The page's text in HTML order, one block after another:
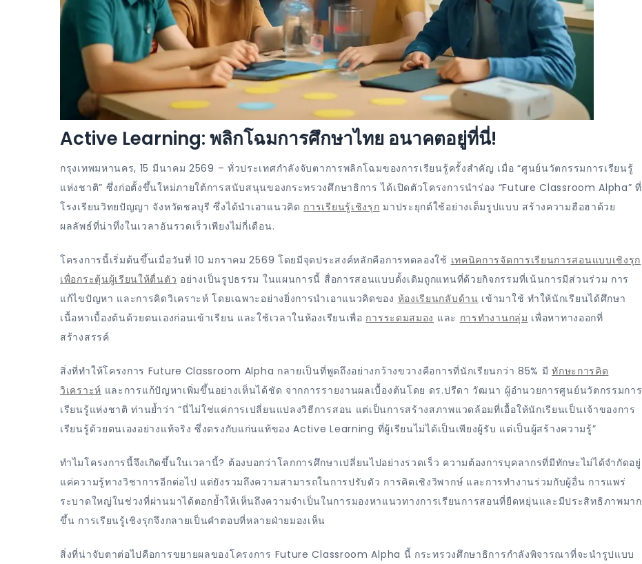
Active Learning: พลิกโฉมการศึกษาไทย อนาคตอยู่ที่นี่!
กรุงเทพมหานคร, 15 มีนาคม 2569 – ทั่วประเทศกำลังจับตาการพลิกโฉมของการเรียนรู้ครั้งสำคัญ เมื่อ “ศูนย์นวัตกรรมการเรียนรู้
แห่งชาติ” ซึ่งก่อตั้งขึ้นใหม่ภายใต้การสนับสนุนของกระทรวงศึกษาธิการ ได้เปิดตัวโครงการนำร่อง “Future Classroom Alpha” ที่
โรงเรียนวิทยปัญญา จังหวัดชลบุรี ซึ่งได้นำเอาแนวคิด การเรียนรู้เชิงรุก มาประยุกต์ใช้อย่างเต็มรูปแบบ สร้างความฮือฮาด้วย
ผลลัพธ์ที่น่าทึ่งในเวลาอันรวดเร็วเพียงไม่กี่เดือน.
โครงการนี้เริ่มต้นขึ้นเมื่อวันที่ 10 มกราคม 2569 โดยมีจุดประสงค์หลักคือการทดลองใช้ เทคนิคการจัดการเรียนการสอนแบบเชิงรุก
เพื่อกระตุ้นผู้เรียนให้ตื่นตัว อย่างเป็นรูปธรรม ในแผนการนี้ สื่อการสอนแบบดั้งเดิมถูกแทนที่ด้วยกิจกรรมที่เน้นการมีส่วนร่วม การ
แก้ไขปัญหา และการคิดวิเคราะห์ โดยเฉพาะอย่างยิ่งการนำเอาแนวคิดของ ห้องเรียนกลับด้าน เข้ามาใช้ ทำให้นักเรียนได้ศึกษา
เนื้อหาเบื้องต้นด้วยตนเองก่อนเข้าเรียน และใช้เวลาในห้องเรียนเพื่อ การระดมสมอง และ การทำงานกลุ่ม เพื่อหาทางออกที่
สร้างสรรค์
สิ่งที่ทำให้โครงการ Future Classroom Alpha กลายเป็นที่พูดถึงอย่างกว้างขวางคือการที่นักเรียนกว่า 85% มีทักษะการคิด
วิเคราะห์ และการแก้ปัญหาเพิ่มขึ้นอย่างเห็นได้ชัด จากการรายงานผลเบื้องต้นโดย ดร.ปรีดา วัฒนา ผู้อำนวยการศูนย์นวัตกรรมการ
เรียนรู้แห่งชาติ ท่านย้ำว่า “นี่ไม่ใช่แค่การเปลี่ยนแปลงวิธีการสอน แต่เป็นการสร้างสภาพแวดล้อมที่เอื้อให้นักเรียนเป็นเจ้าของการ
เรียนรู้ด้วยตนเองอย่างแท้จริง ซึ่งตรงกับแก่นแท้ของ Active Learning ที่ผู้เรียนไม่ได้เป็นเพียงผู้รับ แต่เป็นผู้สร้างความรู้”
ทำไมโครงการนี้จึงเกิดขึ้นในเวลานี้? ต้องบอกว่าโลกการศึกษาเปลี่ยนไปอย่างรวดเร็ว ความต้องการบุคลากรที่มีทักษะไม่ได้จำกัดอยู่
แค่ความรู้ทางวิชาการอีกต่อไป แต่ยังรวมถึงความสามารถในการปรับตัว การคิดเชิงวิพากษ์ และการทำงานร่วมกับผู้อื่น การแพร่
ระบาดใหญ่ในช่วงที่ผ่านมาได้ตอกย้ำให้เห็นถึงความจำเป็นในการมองหาแนวทางการเรียนการสอนที่ยืดหยุ่นและมีประสิทธิภาพมาก
ขึ้น การเรียนรู้เชิงรุกจึงกลายเป็นคำตอบที่หลายฝ่ายมองเห็น
สิ่งที่น่าจับตาต่อไปคือการขยายผลของโครงการ Future Classroom Alpha นี้ กระทรวงศึกษาธิการกำลังพิจารณาที่จะนำรูปแบบ